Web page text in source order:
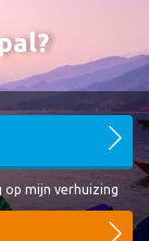
op mijn verhuizing